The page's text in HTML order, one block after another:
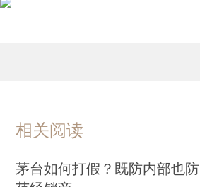
相关阅读
茅台如何打假？既防内部也防